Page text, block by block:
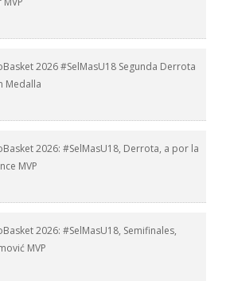
2026 #SelMasU18 Segunda Derrota
Medalla
2026: #SelMasU18, Derrota, a por la
MVP
2026: #SelMasU18, Semifinales,
MVP